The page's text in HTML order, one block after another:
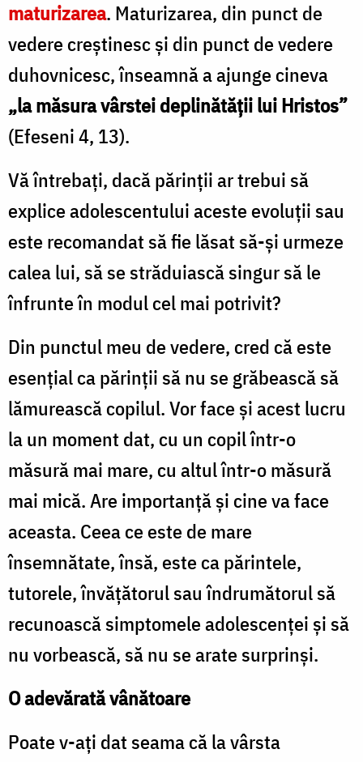
maturizarea. Maturizarea, din punct de
vedere creştinesc şi din punct de vedere
duhovnicesc, înseamnă a ajunge cineva
„la măsura vârstei deplinătăţii lui Hristos”
(Efeseni 4, 13).
Vă întrebaţi, dacă părinţii ar trebui să
explice adolescentului aceste evoluţii sau
este recomandat să fie lăsat să-şi urmeze
calea lui, să se străduiască singur să le
înfrunte în modul cel mai potrivit?
Din punctul meu de vedere, cred că este
esenţial ca părinţii să nu se grăbească să
lămurească copilul. Vor face şi acest lucru
la un moment dat, cu un copil într-o
măsură mai mare, cu altul într-o măsură
mai mică. Are importanţă şi cine va face
aceasta. Ceea ce este de mare
însemnătate, însă, este ca părintele,
tutorele, învăţătorul sau îndrumătorul să
recunoască simptomele adolescenţei şi să
nu vorbească, să nu se arate surprinşi.
O adevărată vânătoare
Poate v-aţi dat seama că la vârsta